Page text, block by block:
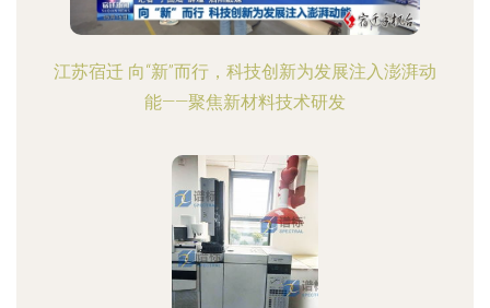
江苏宿迁 向“新”而行，科技创新为发展注入澎湃动
能——聚焦新材料技术研发